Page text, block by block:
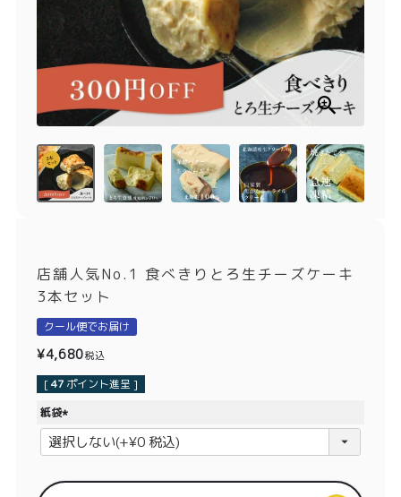
セット
お中元
紅茶toroaTea
メルマガ会員様限定
ョコラ
とろ生シュー
クッキー缶
お誕生日セット
〜¥1,999
¥4,000〜¥5,999
TOP
読みもの
商品
店舗人気No.1 食べきりとろ生チーズケーキ
3本セット
クール便でお届け
¥4,680税込
[47 ポイント進呈 ]
紙袋
(
必
)